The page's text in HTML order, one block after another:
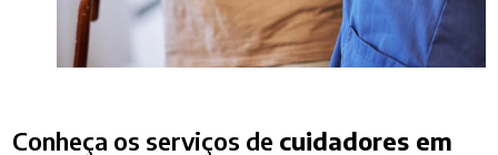
Conheça os serviços de cuidadores em